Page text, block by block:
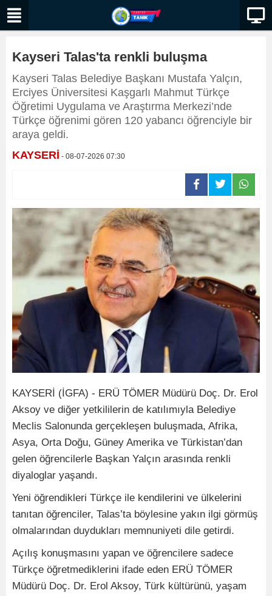
Kayseri Talas'ta renkli buluşma
Kayseri Talas Belediye Başkanı Mustafa Yalçın,
Erciyes Üniversitesi Kaşgarlı Mahmut Türkçe
Öğretimi Uygulama ve Araştırma Merkezi’nde
Türkçe öğrenimi gören 120 yabancı öğrenciyle bir
araya geldi.
KAYSERİ - 08-07-2026 07:30
KAYSERİ (İGFA) - ERÜ TÖMER Müdürü Doç. Dr. Erol
Aksoy ve diğer yetkililerin de katılımıyla Belediye
Meclis Salonunda gerçekleşen buluşmada, Afrika,
Asya, Orta Doğu, Güney Amerika ve Türkistan’dan
gelen öğrencilerle Başkan Yalçın arasında renkli
diyaloglar yaşandı.
Yeni öğrendikleri Türkçe ile kendilerini ve ülkelerini
tanıtan öğrenciler, Talas’ta böylesine yakın ilgi görmüş
olmalarından duydukları memnuniyeti dile getirdi.
Açılış konuşmasını yapan ve öğrencilere sadece
Türkçe öğretmediklerini ifade eden ERÜ TÖMER
Müdürü Doç. Dr. Erol Aksoy, Türk kültürünü, yaşam